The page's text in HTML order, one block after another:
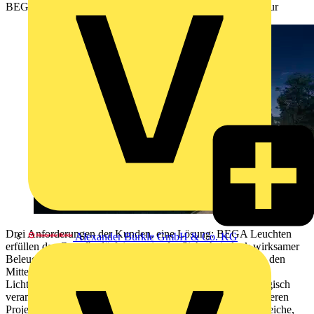
Alexander Bürkle GmbH & Co. KG
BEGA Lösungen bieten Lichtsicherheit und Schutz der Natur
Drei Anforderungen der Kunden, eine Lösung: BEGA Leuchten
erfüllen das Grundbedürfnis maximaler Sicherheit dank wirksamer
Beleuchtung, stellen die Umweltverträglichkeit ebenfalls in den
Mittelpunkt und transportieren die Emotionalität von
Lichtinszenierungen. Sicher zu beleuchten und dabei ökologisch
verantwortungsvoll zu handeln, das rückt für Kunden und deren
Projekte eben immer mehr in den Fokus. Für naturnahe Bereiche,